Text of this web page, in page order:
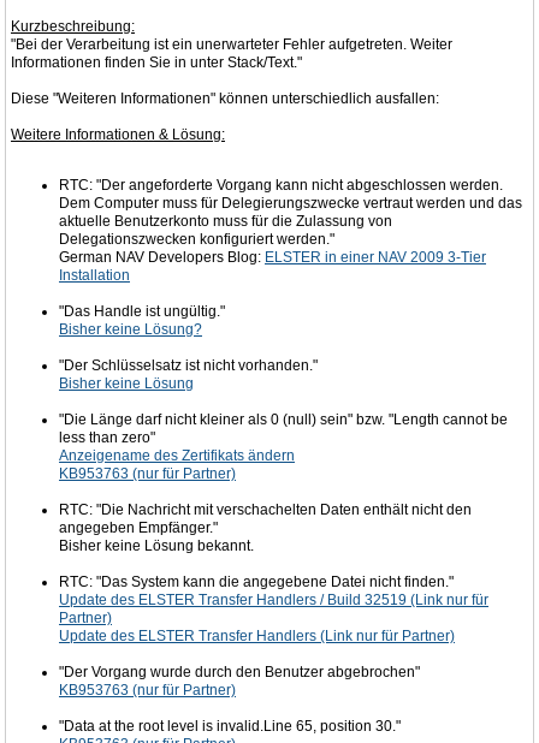
Kurzbeschreibung:
"Bei der Verarbeitung ist ein unerwarteter Fehler aufgetreten. Weiter
Informationen finden Sie in unter Stack/Text."
Diese "Weiteren Informationen" können unterschiedlich ausfallen:
Weitere Informationen & Lösung:
RTC: "Der angeforderte Vorgang kann nicht abgeschlossen werden.
Dem Computer muss für Delegierungszwecke vertraut werden und das
aktuelle Benutzerkonto muss für die Zulassung von
Delegationszwecken konfiguriert werden."
German NAV Developers Blog: ELSTER in einer NAV 2009 3-Tier
Installation
"Das Handle ist ungültig."
Bisher keine Lösung?
"Der Schlüsselsatz ist nicht vorhanden."
Bisher keine Lösung
"Die Länge darf nicht kleiner als 0 (null) sein" bzw. "Length cannot be
less than zero"
Anzeigename des Zertifikats ändern
KB953763 (nur für Partner)
RTC: "Die Nachricht mit verschachelten Daten enthält nicht den
angegeben Empfänger."
Bisher keine Lösung bekannt.
RTC: "Das System kann die angegebene Datei nicht finden."
Update des ELSTER Transfer Handlers / Build 32519 (Link nur für
Partner)
Update des ELSTER Transfer Handlers (Link nur für Partner)
"Der Vorgang wurde durch den Benutzer abgebrochen"
KB953763 (nur für Partner)
"Data at the root level is invalid.Line 65, position 30."